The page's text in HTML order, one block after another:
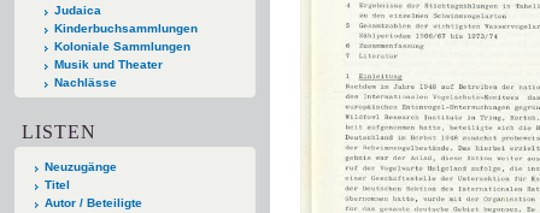
Judaica
Kinderbuchsammlungen
Koloniale Sammlungen
Musik und Theater
Nachlässe
LISTEN
Neuzugänge
Titel
Autor / Beteiligte